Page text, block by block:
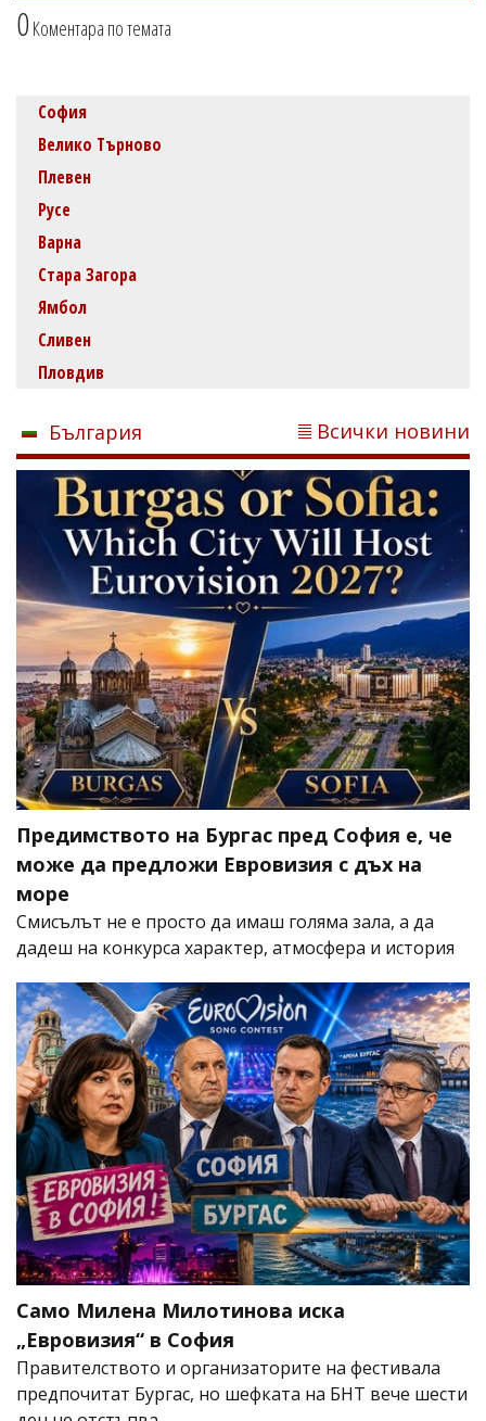
0Коментара по темата
София
Велико Търново
Плевен
Русе
Варна
Стара Загора
Ямбол
Сливен
Пловдив
България Всички новини
Предимството на Бургас пред София е, че
може да предложи Евровизия с дъх на
море
Смисълът не е просто да имаш голяма зала, а да
дадеш на конкурса характер, атмосфера и история
Само Милена Милотинова иска
„Евровизия“ в София
Правителството и организаторите на фестивала
предпочитат Бургас, но шефката на БНТ вече шести